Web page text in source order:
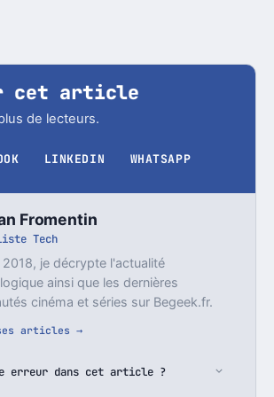
cet article
de lecteurs.
LINKEDIN WHATSAPP
Fromentin
Tech
2018, je décrypte l'actualité
ainsi que les dernières
cinéma et séries sur Begeek.fr.
articles →
erreur dans cet article ?